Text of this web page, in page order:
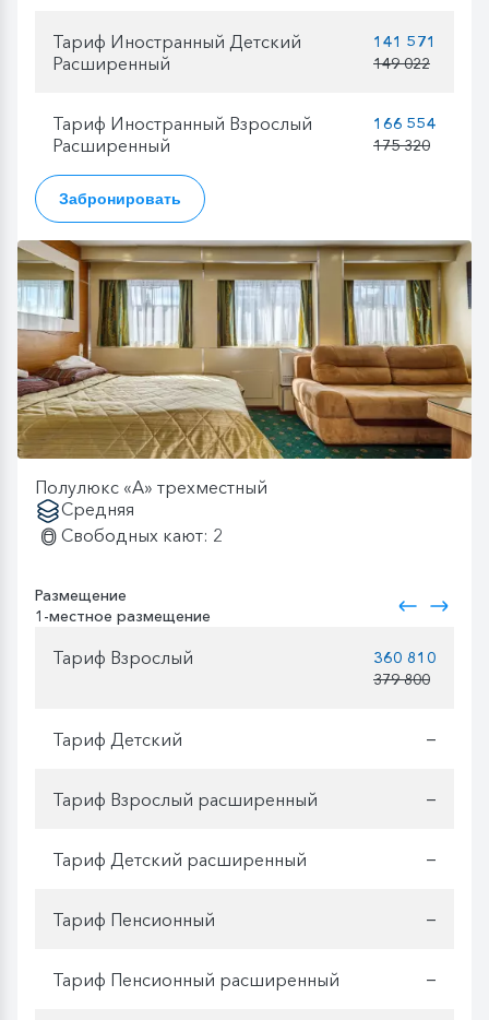
Тариф Иностранный Детский
Расширенный
141 571
149 022
Тариф Иностранный Взрослый
Расширенный
166 554
175 320
Забронировать
Полулюкс «А» трехместный
Средняя
Свободных кают: 2
Размещение
1-местное размещение
Тариф Взрослый
360 810
379 800
Тариф Детский —
Тариф Взрослый расширенный —
Тариф Детский расширенный —
Тариф Пенсионный —
Тариф Пенсионный расширенный —